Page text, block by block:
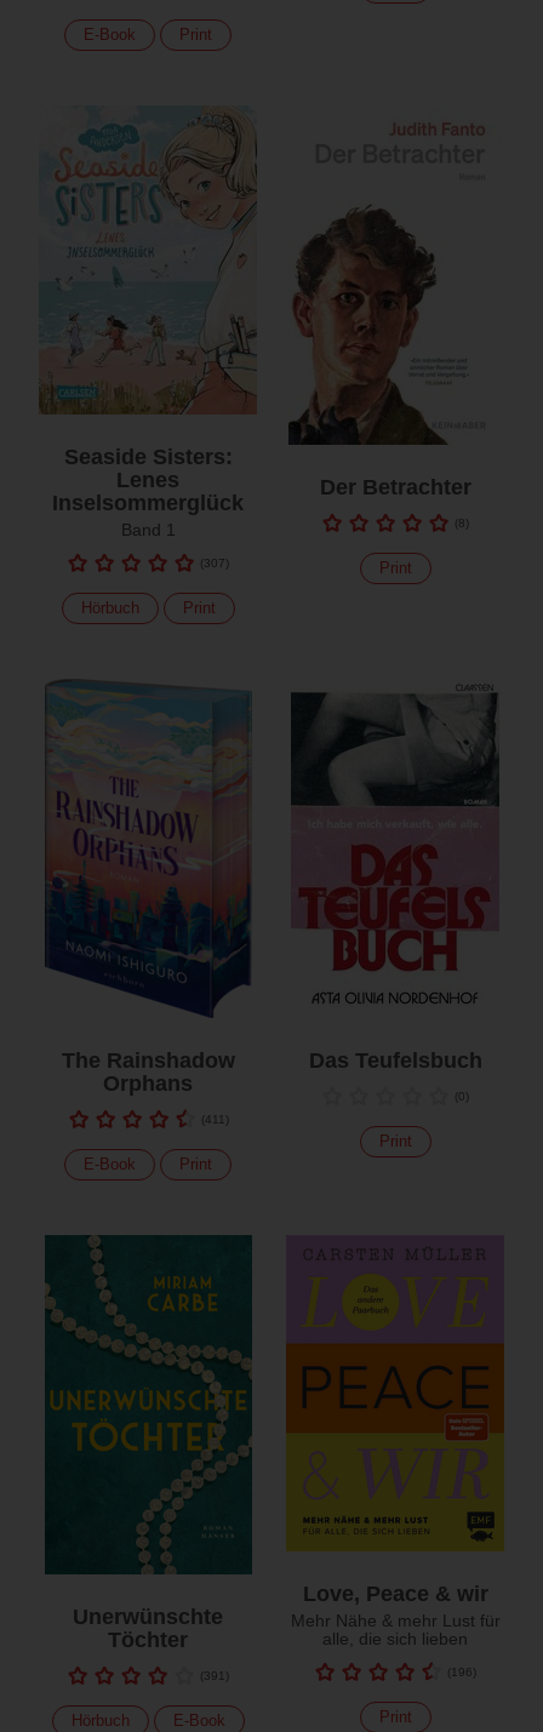
E-Book Print
Seaside Sisters:
Lenes
Inselsommerglück
Band 1
(307)
Hörbuch Print
Der Betrachter
(8)
Print
The Rainshadow
Orphans
(411 )
E-Book Print
Das Teufelsbuch
(0)
Print
Unerwünschte
Töchter
(391 )
Hörbuch E-Book
Love, Peace & wir
Mehr Nähe & mehr Lust für
alle, die sich lieben
(196)
Print